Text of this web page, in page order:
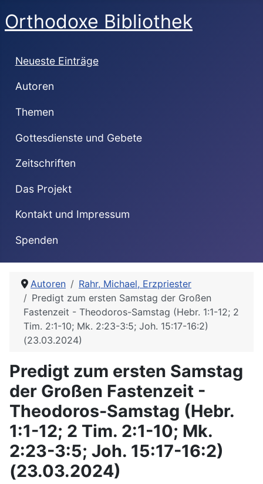
Orthodoxe Bibliothek
Neueste Einträge
Autoren
Themen
Gottesdienste und Gebete
Zeitschriften
Das Projekt
Kontakt und Impressum
Spenden
Autoren
Rahr, Michael, Erzpriester
Predigt zum ersten Samstag der Großen
Fastenzeit - Theodoros-Samstag (Hebr. 1:1-12; 2
Tim. 2:1-10; Mk. 2:23-3:5; Joh. 15:17-16:2)
(23.03.2024)
Predigt zum ersten Samstag
der Großen Fastenzeit -
Theodoros-Samstag (Hebr.
1:1-12; 2 Tim. 2:1-10; Mk.
2:23-3:5; Joh. 15:17-16:2)
(23.03.2024)